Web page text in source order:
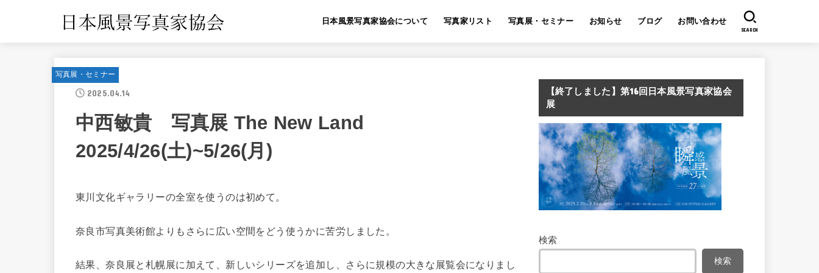
日本風景写真家協会について 写真家リスト 写真展・セミナー お知らせ ブログ お問い合わせ
SEARCH
写真展・セミナー
2025.04.14
中西敏貴 写真展 The New Land
2025/4/26(土)~5/26(月)
東川文化ギャラリーの全室を使うのは初めて。
奈良市写真美術館よりもさらに広い空間をどう使うかに苦労しました。
結果、奈良展と札幌展に加えて、新しいシリーズを追加し、さらに規模の大きな展覧会になりまし
【終了しました】第16回日本風景写真家協会
展
検索
検索